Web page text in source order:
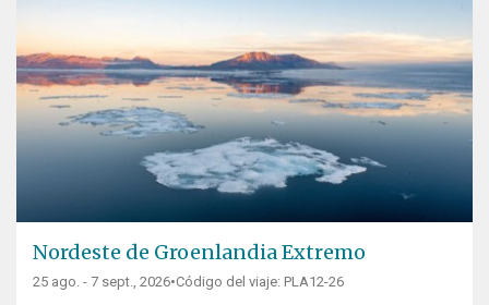
Nordeste de Groenlandia Extremo
25 ago. - 7 sept., 2026•Código del viaje: PLA12-26